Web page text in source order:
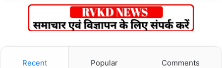
Recent Popular Comments